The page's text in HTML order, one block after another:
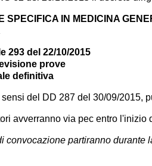
SPECIFICA IN MEDICINA
293 del 22/10/2015
prove
definitiva
del DD 287 del 30/09/2015,
avverranno via pec entro
convocazione partiranno